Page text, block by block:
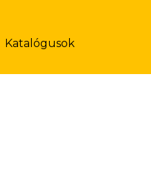
Katalógusok